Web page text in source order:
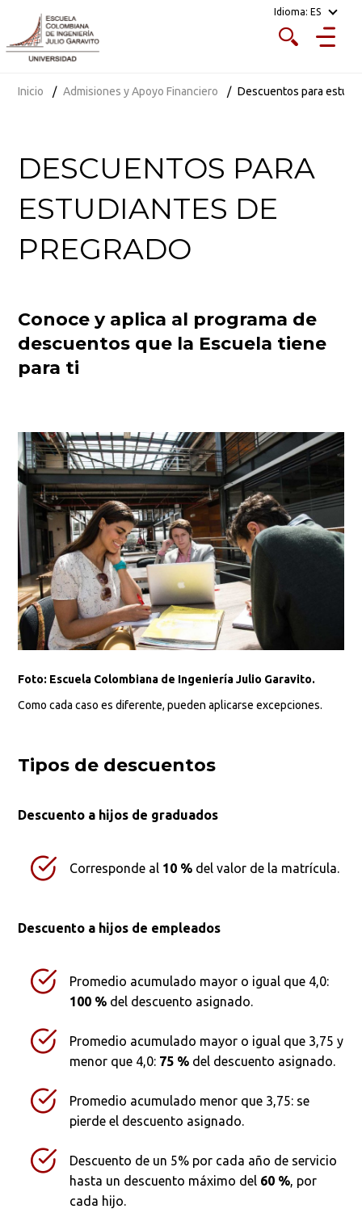
Idioma: ES
Inicio Admisiones y Apoyo Financiero Descuentos para
DESCUENTOS PARA
ESTUDIANTES DE
PREGRADO
Conoce y aplica al programa de
descuentos que la Escuela tiene
para ti
Foto: Escuela Colombiana de Ingeniería Julio Garavito.
Como cada caso es diferente, pueden aplicarse excepciones.
Tipos de descuentos
Descuento a hijos de graduados
Corresponde al 10 % del valor de la matrícula.
Descuento a hijos de empleados
Promedio acumulado mayor o igual que 4,0:
100 % del descuento asignado.
Promedio acumulado mayor o igual que 3,75 y
menor que 4,0: 75 % del descuento asignado.
Promedio acumulado menor que 3,75: se
pierde el descuento asignado.
Descuento de un 5% por cada año de servicio
hasta un descuento máximo del 60 %, por
cada hijo.